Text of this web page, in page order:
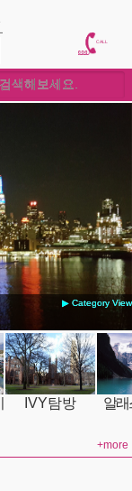
CALL
▶ Category View
IVY탐방 알래
+more